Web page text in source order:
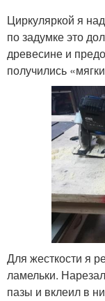
Циркуляркой я
по задумке это
древесине и
получились
Для жесткости я
ламельки.
пазы и вклеил в